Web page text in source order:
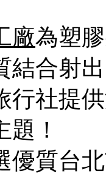
廠為塑
結合射
行社提
！
優質台